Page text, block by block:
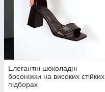
Елегантні шоколадні
босоніжки на високих стійких
підборах